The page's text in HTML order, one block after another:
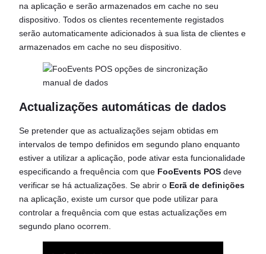
na aplicação e serão armazenados em cache no seu
dispositivo. Todos os clientes recentemente registados
serão automaticamente adicionados à sua lista de clientes e
armazenados em cache no seu dispositivo.
Actualizações automáticas de dados
Se pretender que as actualizações sejam obtidas em
intervalos de tempo definidos em segundo plano enquanto
estiver a utilizar a aplicação, pode ativar esta funcionalidade
especificando a frequência com que FooEvents POS deve
verificar se há actualizações. Se abrir o Ecrã de definições
na aplicação, existe um cursor que pode utilizar para
controlar a frequência com que estas actualizações em
segundo plano ocorrem.